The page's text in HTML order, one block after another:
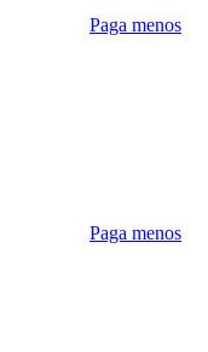
Paga menos
Paga menos